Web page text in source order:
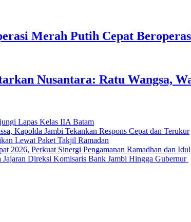
Merah Putih Cepat
Nusantara: Ratu Wangsa,
Lapas Kelas IIA Batam
Kapolda Jambi Tekankan Respons Cepat dan Terukur
Lewat Paket Takjil Ramadan
2026, Perkuat Sinergi Pengamanan Ramadhan dan
Direksi Komisaris Bank Jambi Hingga Gubernur